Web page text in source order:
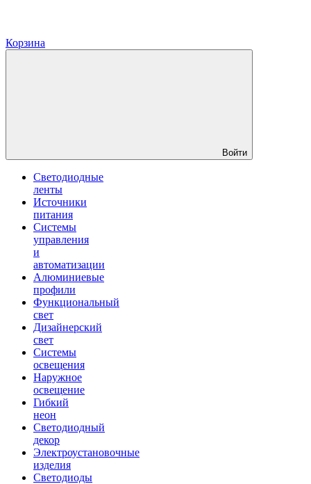
Корзина
Войти
Светодиодные
ленты
Источники
питания
Системы
управления
и
автоматизации
Алюминиевые
профили
Функциональный
свет
Дизайнерский
свет
Системы
освещения
Наружное
освещение
Гибкий
неон
Светодиодный
декор
Электроустановочные
изделия
Светодиоды